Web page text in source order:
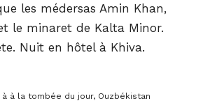
les médersas Amin Khan,
le minaret de Kalta Minor.
Nuit en hôtel à Khiva.